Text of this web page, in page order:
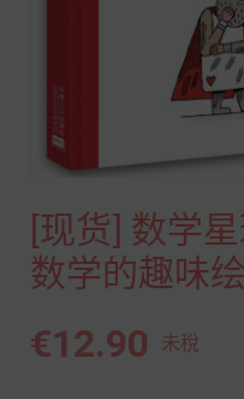
[现货] 数学
数学的趣味绘
€12.90 未稅